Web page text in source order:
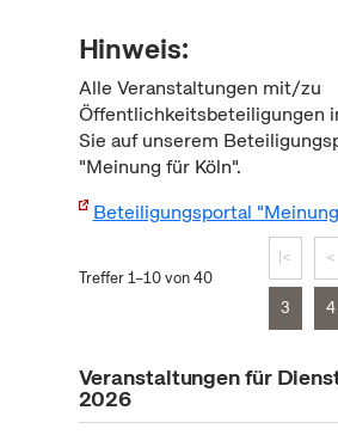
Hinweis:
Alle Veranstaltungen mit/zu
Öffentlichkeitsbeteiligungen
Sie auf unserem
"Meinung für Köln".
Beteiligungsportal
Treffer 1–10 von 40
|< <
3 4
Veranstaltungen für
2026